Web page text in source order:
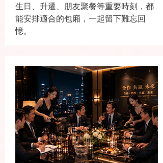
生日、升遷、朋友聚餐等重要時刻，都
能安排適合的包廂，一起留下難忘回
憶。